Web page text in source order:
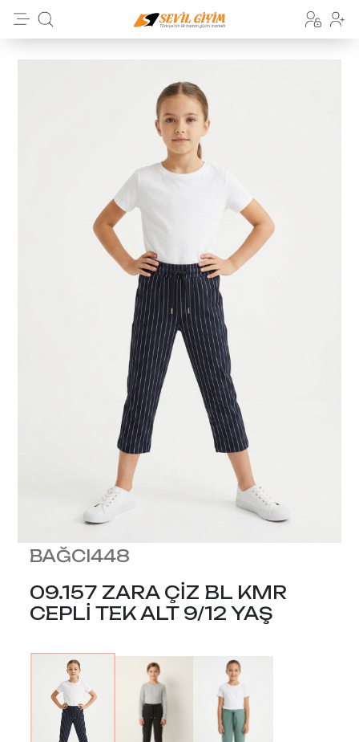
BAĞCI448
09.157 ZARA ÇİZ BL KMR
CEPLİ TEK ALT 9/12 YAŞ